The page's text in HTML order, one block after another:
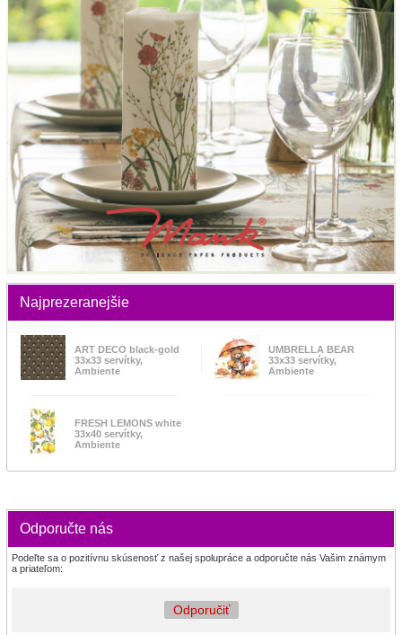
Najprezeranejšie
ART DECO black-gold
33x33 servítky,
Ambiente
UMBRELLA BEAR
33x33 servítky,
Ambiente
FRESH LEMONS white
33x40 servítky,
Ambiente
Odporučte nás
Podeľte sa o pozitívnu skúsenosť z našej spolupráce a odporučte nás Vašim známym
a priateľom:
Odporučiť